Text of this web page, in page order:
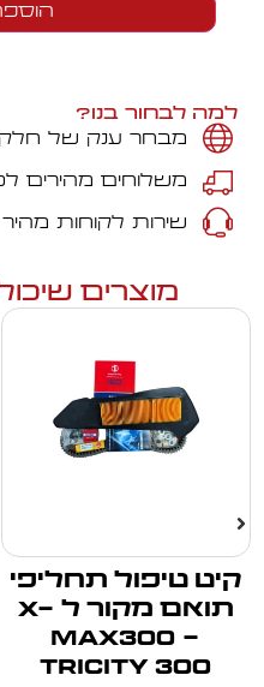
למה לבחור בנו?
מבחר ענק של
משלוחים מהירים
שירות לקוחות מהיר
מוצרים
קיט טיפול תחליפי
תואם מקור ל X-
MAX300 -
TRICITY 300